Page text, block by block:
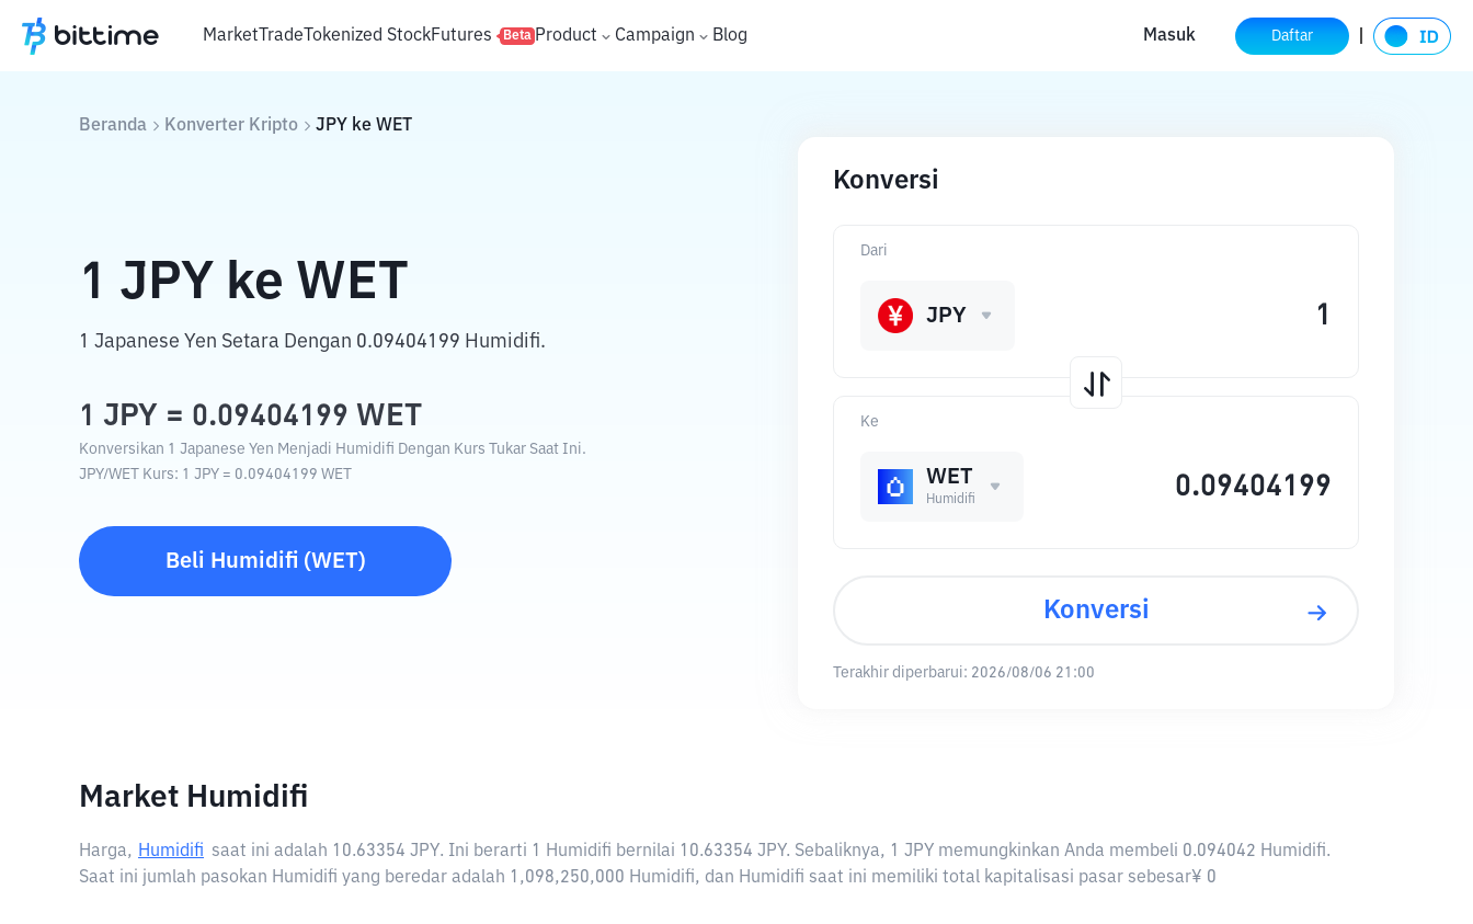
MarketTradeTokenized StockFutures Beta Product Campaign Blog Masuk Daftar
Beranda Konverter Kripto JPY ke WET
1 JPY ke WET
1 Japanese Yen Setara Dengan 0.09404199 Humidifi.
1 JPY = 0.09404199 WET
Konversikan 1 Japanese Yen Menjadi Humidifi Dengan Kurs Tukar Saat Ini.
JPY/WET Kurs: 1 JPY = 0.09404199 WET
Beli Humidifi (WET)
Konversi
Ke
WET
Humidifi
Dari
JPY
Konversi
Terakhir diperbarui: 2026/08/06 21:00
Market Humidifi
Harga, Humidifi saat ini adalah 10.63354 JPY. Ini berarti 1 Humidifi bernilai 10.63354 JPY. Sebaliknya, 1 JPY memungkinkan Anda membeli 0.094042 Humidifi.
Saat ini jumlah pasokan Humidifi yang beredar adalah 1,098,250,000 Humidifi, dan Humidifi saat ini memiliki total kapitalisasi pasar sebesar¥ 0